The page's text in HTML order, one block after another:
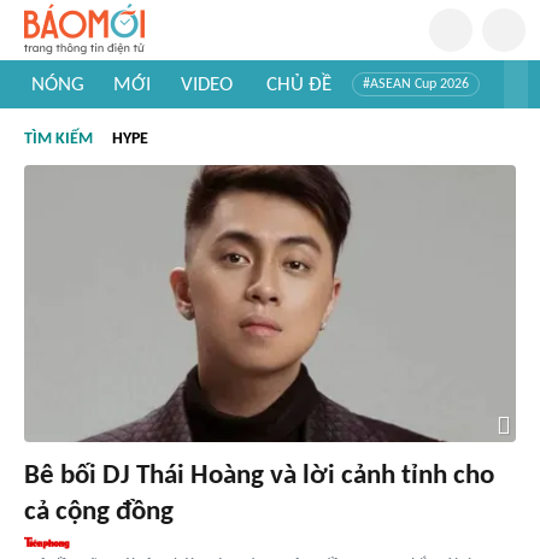
NÓNG MỚI VIDEO CHỦ ĐỀ #ASEAN Cup 2026
#Khám phá thế giới
TÌM KIẾM HYPE
Bê bối DJ Thái Hoàng và lời cảnh tỉnh cho
cả cộng đồng